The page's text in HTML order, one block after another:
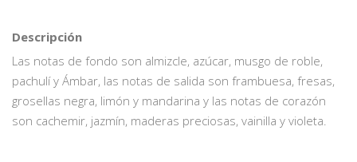
Descripción
Las notas de fondo son almizcle, azúcar, musgo de roble,
pachulí y Ámbar, las notas de salida son frambuesa, fresas,
grosellas negra, limón y mandarina y las notas de corazón
son cachemir, jazmín, maderas preciosas, vainilla y violeta.